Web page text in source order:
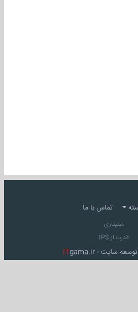
تماس با ما
میلیتاری
قدرت از IPS
سايت - iTgama.ir